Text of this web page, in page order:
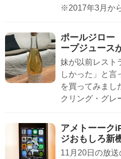
※2017年3月か
ポールジロー
ープジュース
妹が以前レスト
しかった」と言
を買ってみま
クリング・グレ
アメトーー
ジおもしろ新
11月20日の放送